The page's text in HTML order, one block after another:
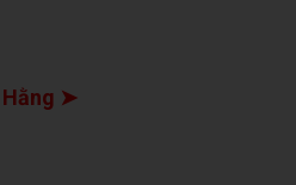
Hằng ➤